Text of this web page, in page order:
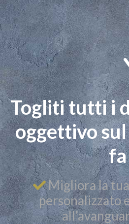
Togliti tutti i
oggettivo
Migliora la
personalizzato